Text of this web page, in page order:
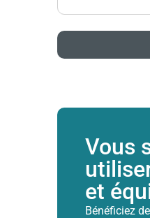
Vous
et
Bénéficiez